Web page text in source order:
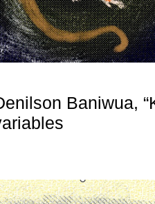
Baniwua,